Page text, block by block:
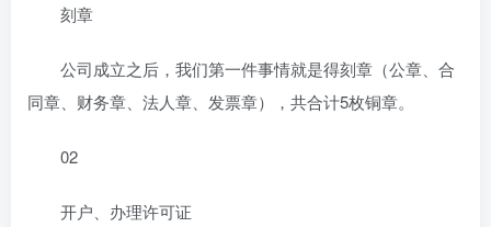
刻章
公司成立之后，我们第一件事情就是得刻章（公章、合
同章、财务章、法人章、发票章），共合计5枚铜章。
02
开户、办理许可证